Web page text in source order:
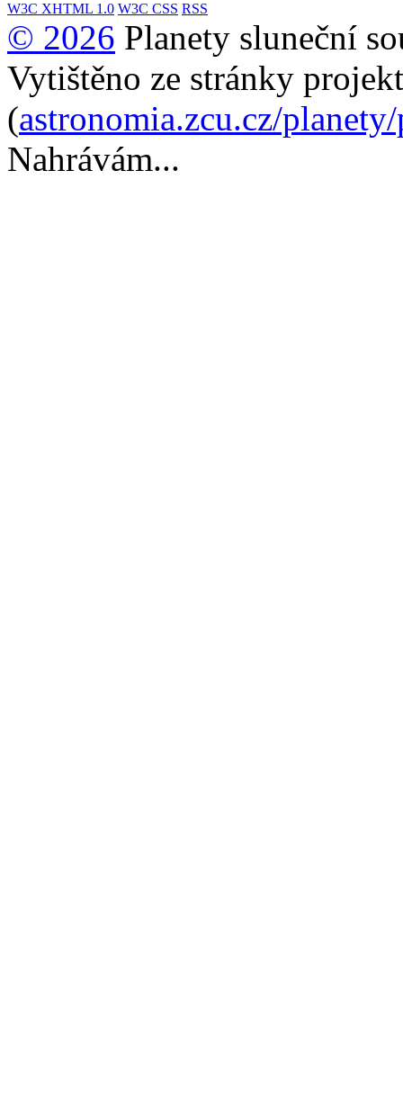
W3C XHTML 1.0 W3C CSS RSS
© 2026 Planety sluneční
Vytištěno ze stránky
(astronomia.zcu.cz/
Nahrávám...